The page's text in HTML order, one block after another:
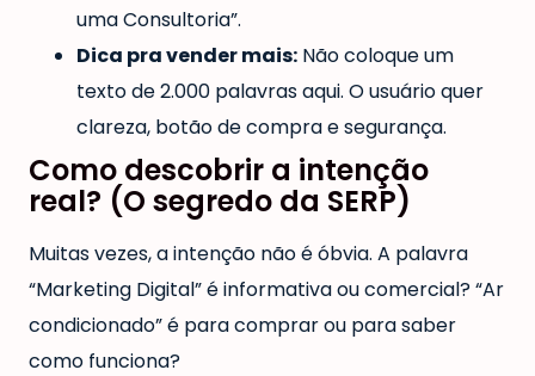
uma Consultoria”.
Dica pra vender mais: Não coloque um
texto de 2.000 palavras aqui. O usuário quer
clareza, botão de compra e segurança.
Como descobrir a intenção
real? (O segredo da SERP)
Muitas vezes, a intenção não é óbvia. A palavra
“Marketing Digital” é informativa ou comercial? “Ar
condicionado” é para comprar ou para saber
como funciona?